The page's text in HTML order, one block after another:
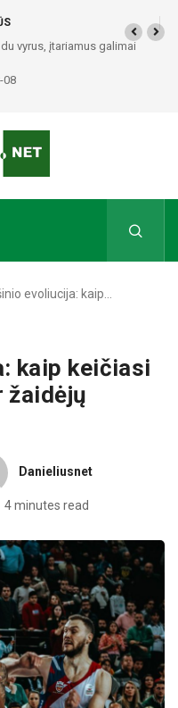
sulaikytas vyras, kratos
įtariami narkotikai BMW
08
evoliucija: kaip…
kaip keičiasi
žaidėjų
Danieliusnet
4 minutes read